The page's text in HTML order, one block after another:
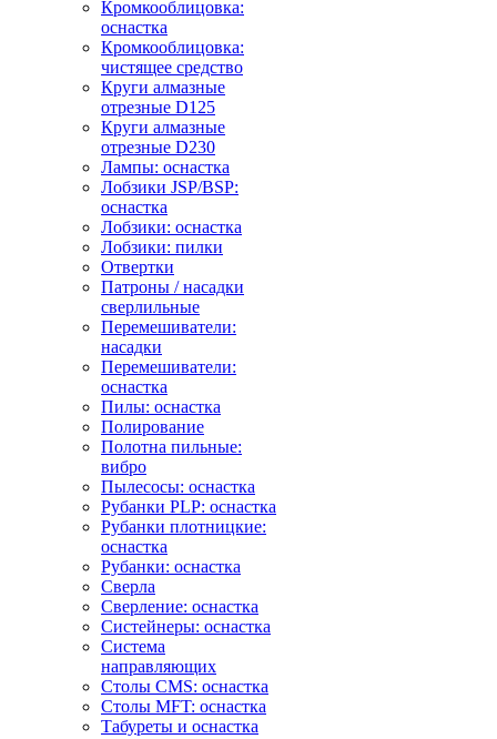
Кромкооблицовка:
оснастка
Кромкооблицовка:
чистящее средство
Круги алмазные
отрезные D125
Круги алмазные
отрезные D230
Лампы: оснастка
Лобзики JSP/BSP:
оснастка
Лобзики: оснастка
Лобзики: пилки
Отвертки
Патроны / насадки
сверлильные
Перемешиватели:
насадки
Перемешиватели:
оснастка
Пилы: оснастка
Полирование
Полотна пильные:
вибро
Пылесосы: оснастка
Рубанки PLP: оснастка
Рубанки плотницкие:
оснастка
Рубанки: оснастка
Сверла
Сверление: оснастка
Систейнеры: оснастка
Система
направляющих
Столы CMS: оснастка
Столы MFT: оснастка
Табуреты и оснастка